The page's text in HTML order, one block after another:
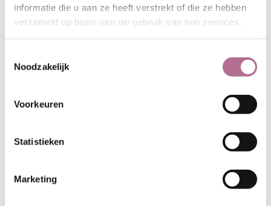
informatie die u aan ze heeft verstrekt of die ze hebben
verzameld op basis van uw gebruik van hun services.
Noodzakelijk
Voorkeuren
Statistieken
Marketing